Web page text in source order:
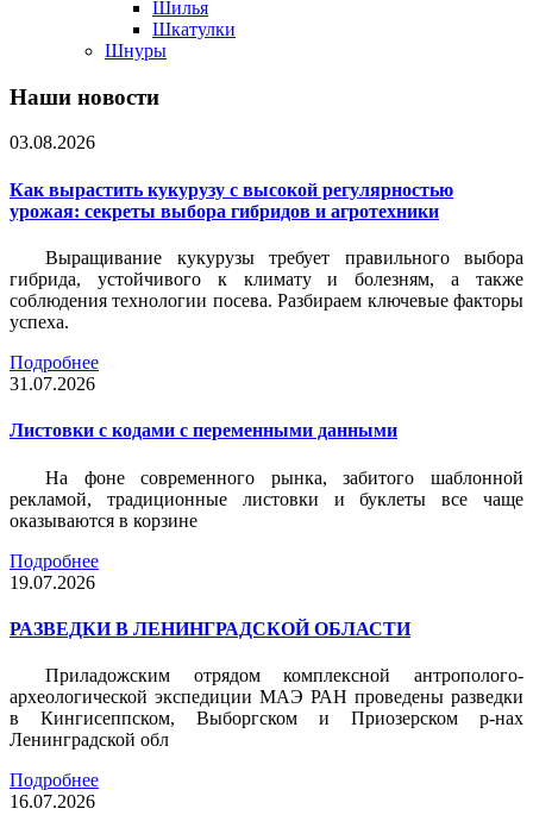
Шилья
Шкатулки
Шнуры
Наши новости
03.08.2026
Как вырастить кукурузу с высокой регулярностью
урожая: секреты выбора гибридов и агротехники
Выращивание кукурузы требует правильного выбора
гибрида, устойчивого к климату и болезням, а также
соблюдения технологии посева. Разбираем ключевые факторы
успеха.
Подробнее
31.07.2026
Листовки c кодами с переменными данными
На фоне современного рынка, забитого шаблонной
рекламой, традиционные листовки и буклеты все чаще
оказываются в корзине
Подробнее
19.07.2026
РАЗВЕДКИ В ЛЕНИНГРАДСКОЙ ОБЛАСТИ
Приладожским отрядом комплексной антрополого-
археологической экспедиции МАЭ РАН проведены разведки
в Кингисеппском, Выборгском и Приозерском р-нах
Ленинградской обл
Подробнее
16.07.2026